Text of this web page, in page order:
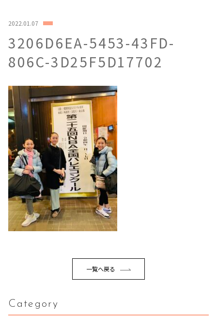
2022.01.07
3206D6EA-5453-43FD-
806C-3D25F5D17702
一覧へ戻る
Category